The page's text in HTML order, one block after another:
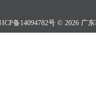
ICP备14094782号 © 2026 广